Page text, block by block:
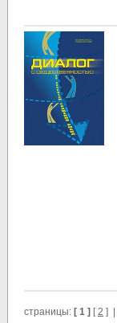
страницы: [ 1 ] [2 ] |